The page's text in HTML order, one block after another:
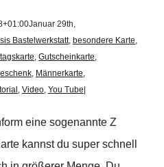
Januar 29th,
Bastelwerkstatt, besondere Karte,
, Gutscheinkarte,
, Männerkarte,
, Video, You Tube
eine sogenannte Z
kannst du super schnell